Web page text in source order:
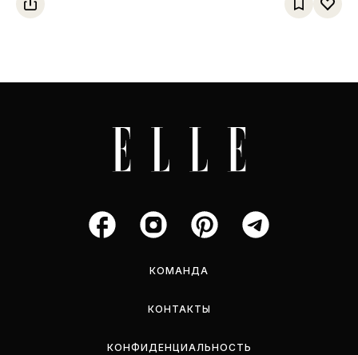
КОМАНДА
КОНТАКТЫ
КОНФИДЕНЦИАЛЬНОСТЬ